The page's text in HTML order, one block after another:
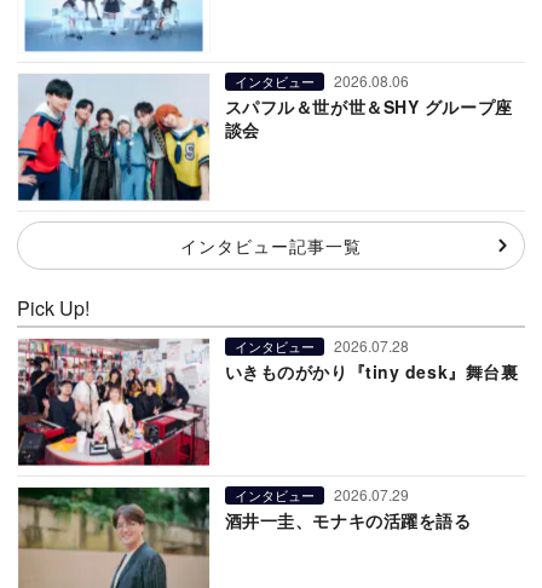
インタビュー 2026.08.06
スパフル＆世が世＆SHY グループ座
談会
インタビュー記事一覧
Pick Up!
インタビュー 2026.07.28
いきものがかり『tiny desk』舞台裏
インタビュー 2026.07.29
酒井一圭、モナキの活躍を語る